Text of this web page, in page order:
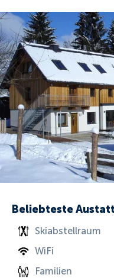
Beliebteste
Skiabstellraum
WiFi
Familien